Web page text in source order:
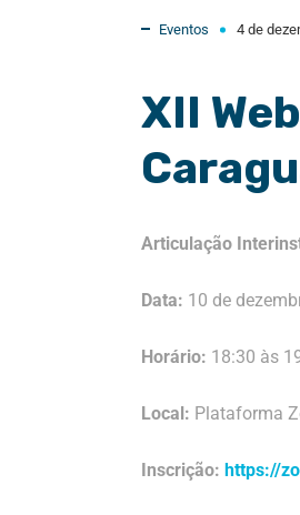
Eventos 4 de
XII
Articulação
Data: 10 de
Horário: 18:30 às
Local: Plataforma
Inscrição: https://